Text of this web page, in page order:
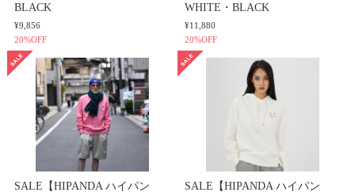
BLACK
¥9,856
20%OFF
WHITE・BLACK
¥11,880
20%OFF
SALE【HIPANDA ハイパン
SALE【HIPANDA ハイパン